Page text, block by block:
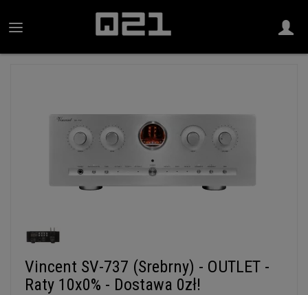
Vincent SV-737 (Srebrny) - OUTLET -
Raty 10x0% - Dostawa 0zł!